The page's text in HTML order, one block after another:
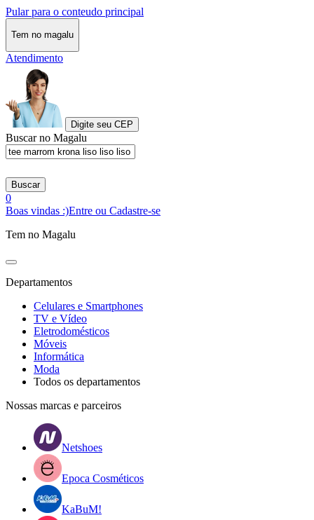
Pular para o conteudo principal
Tem no magalu
Atendimento
Digite seu CEP
Buscar no Magalu
Buscar
0
Boas vindas :)Entre ou Cadastre-se
Tem no Magalu
Departamentos
Celulares e Smartphones
TV e Vídeo
Eletrodomésticos
Móveis
Informática
Moda
Todos os departamentos
Nossas marcas e parceiros
Netshoes
Epoca Cosméticos
KaBuM!